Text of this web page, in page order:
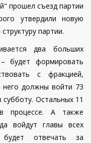
прошел съезд партии
утвердили новую
партии.
два больших
будет формировать
с фракцией,
должны войти 73
Остальных 11
процессе. А также
войдут главы всех
будет отвечать за